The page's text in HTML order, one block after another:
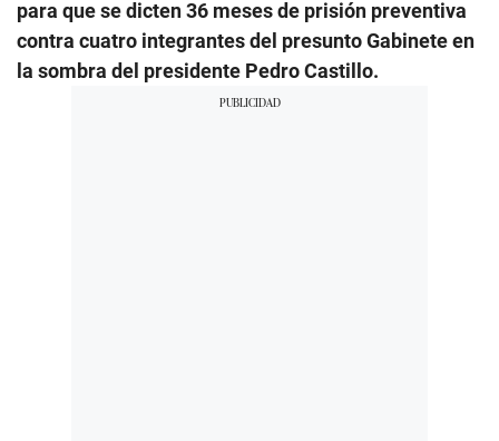
para que se dicten 36 meses de prisión preventiva
contra cuatro integrantes del presunto Gabinete en
la sombra del presidente Pedro Castillo.